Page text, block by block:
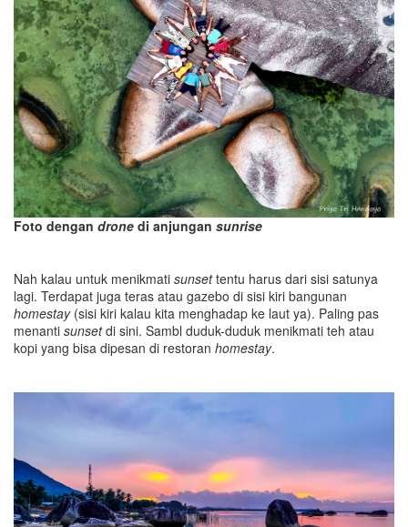
Foto dengan drone di anjungan sunrise
Nah kalau untuk menikmati sunsettentu harus dari sisi satunya
lagi. Terdapat juga teras atau gazebo di sisi kiri bangunan
homestay(sisi kiri kalau kita menghadap ke laut ya). Paling pas
menanti sunsetdi sini. Sambl duduk-duduk menikmati teh atau
kopi yang bisa dipesan di restoran homestay.